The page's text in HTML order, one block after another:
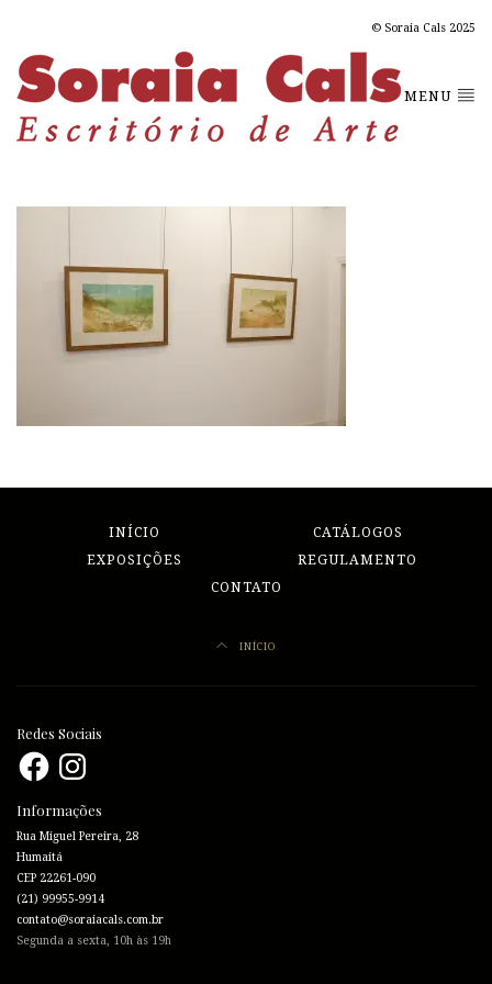
© Soraia Cals 2025
MENU
INÍCIO
CATÁLOGOS
EXPOSIÇÕES
REGULAMENTO
CONTATO
INÍCIO
Redes Sociais
FacebookInstagram
Informações
Rua Miguel Pereira, 28
Humaitá
CEP 22261-090
(21) 99955-9914
contato@soraiacals.com.br
Segunda a sexta, 10h às 19h